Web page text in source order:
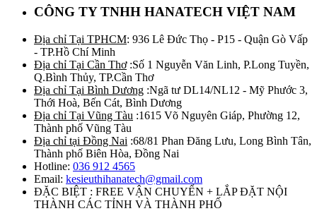
CÔNG TY TNHH HANATECH VIỆT NAM
Địa chỉ Tại TPHCM: 936 Lê Đức Thọ - P15 - Quận Gò Vấp
- TP.Hồ Chí Minh
Địa chỉ Tại Cần Thơ:Số 1 Nguyễn Văn Linh, P.Long Tuyền,
Q.Bình Thủy, TP.Cần Thơ
Địa chỉ Tại Bình Dương :Ngã tư DL14/NL12 - Mỹ Phước 3,
Thới Hoà, Bến Cát, Bình Dương
Địa chỉ Tại Vũng Tàu :1615 Võ Nguyên Giáp, Phường 12,
Thành phố Vũng Tàu
Địa chỉ tại Đồng Nai :68/81 Phan Đăng Lưu, Long Bình Tân,
Thành phố Biên Hòa, Đồng Nai
Hotline: 036 912 4565
Email: kesieuthihanatech@gmail.com
ĐẶC BIỆT : FREE VẬN CHUYỂN + LẮP ĐẶT NỘI
THÀNH CÁC TỈNH VÀ THÀNH PHỐ